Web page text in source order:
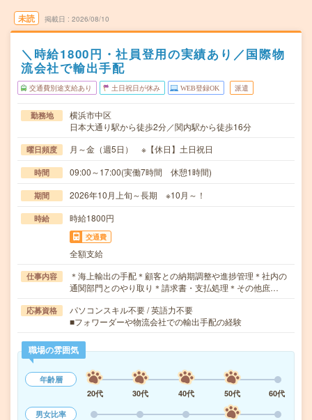
未読 掲載日 2026/08/10
＼時給1800円・社員登用の実績あり／国際物
流会社で輸出手配
交通費別途支給あり 土日祝日が休み WEB登録OK 派遣
勤務地
横浜市中区
日本大通り駅から徒歩2分／関内駅から徒歩16分
曜日頻度 月～金（週5日） ※【休日】土日祝日
時間 09:00～17:00(実働7時間 休憩1時間)
期間 2026年10月上旬～長期 ※10月～！
時給 時給1800円
交通費
全額支給
仕事内容
＊海上輸出の手配＊顧客との納期調整や進捗管理＊社内の
通関部門とのやり取り＊請求書・支払処理＊その他庶…
応募資格
パソコンスキル不要 / 英語力不要
■フォワーダーや物流会社での輸出手配の経験
職場の雰囲気
年齢層
20代
30代 40代 50代
60代
男女比率